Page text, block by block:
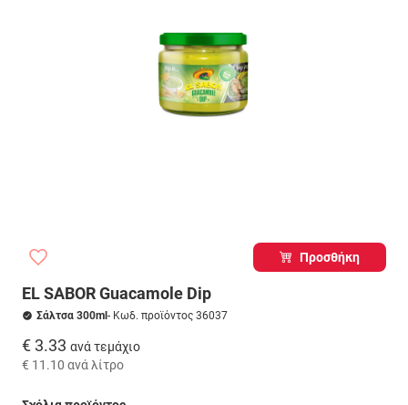
Προσθήκη
EL SABOR Guacamole Dip
Σάλτσα 300ml - Κωδ. προϊόντος 36037
€ 3.33 ανά τεμάχιο
€ 11.10 ανά λίτρο